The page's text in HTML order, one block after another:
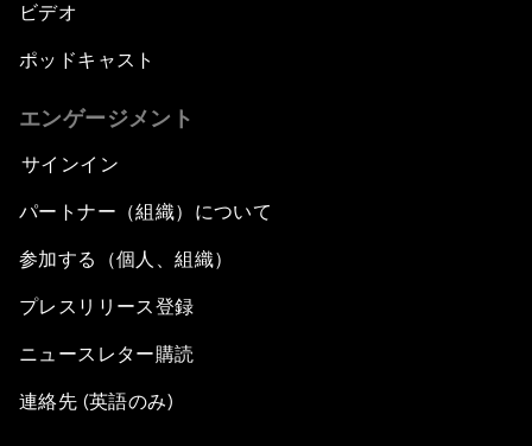
ビデオ
ポッドキャスト
エンゲージメント
サインイン
パートナー（組織）について
参加する（個人、組織）
プレスリリース登録
ニュースレター購読
連絡先 (英語のみ)